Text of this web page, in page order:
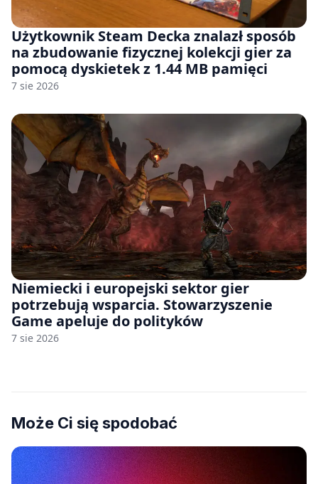
Użytkownik Steam Decka znalazł sposób
na zbudowanie fizycznej kolekcji gier za
pomocą dyskietek z 1.44 MB pamięci
7 sie 2026
Niemiecki i europejski sektor gier
potrzebują wsparcia. Stowarzyszenie
Game apeluje do polityków
7 sie 2026
Może Ci się spodobać